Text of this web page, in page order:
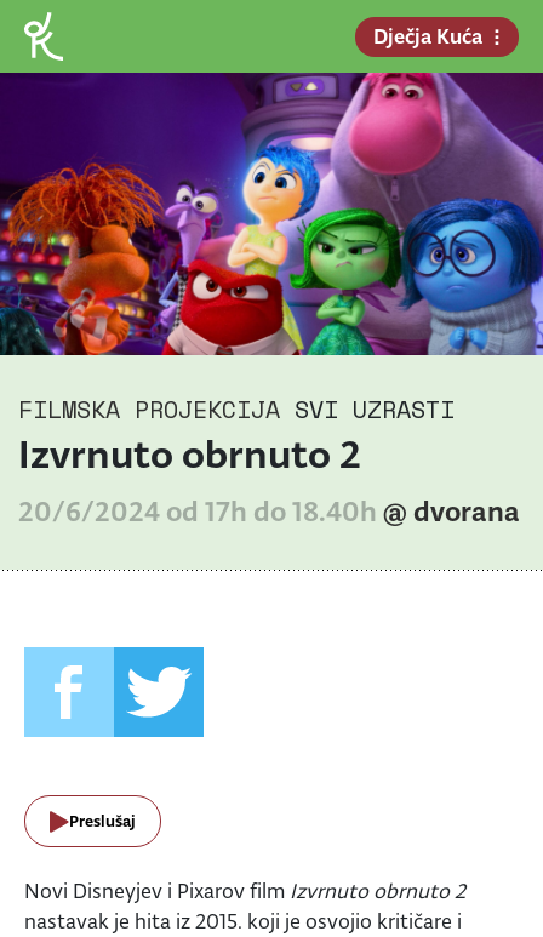
Dječja Kuća
FILMSKA PROJEKCIJA SVI UZRASTI
Izvrnuto obrnuto 2
20/6/2024 od 17h do 18.40h @ dvorana
Preslušaj
Novi Disneyjev i Pixarov film Izvrnuto obrnuto 2
nastavak je hita iz 2015. koji je osvojio kritičare i